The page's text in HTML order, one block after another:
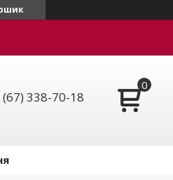
(67) 338-70-18